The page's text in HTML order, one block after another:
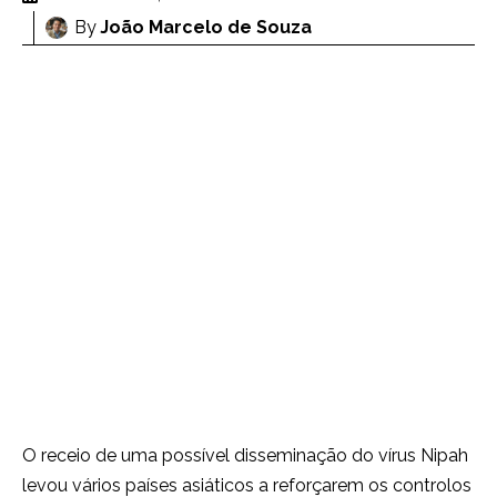
ByJoão Marcelo de Souza
O receio de uma possível disseminação do vírus Nipah
levou vários países asiáticos a reforçarem os controlos